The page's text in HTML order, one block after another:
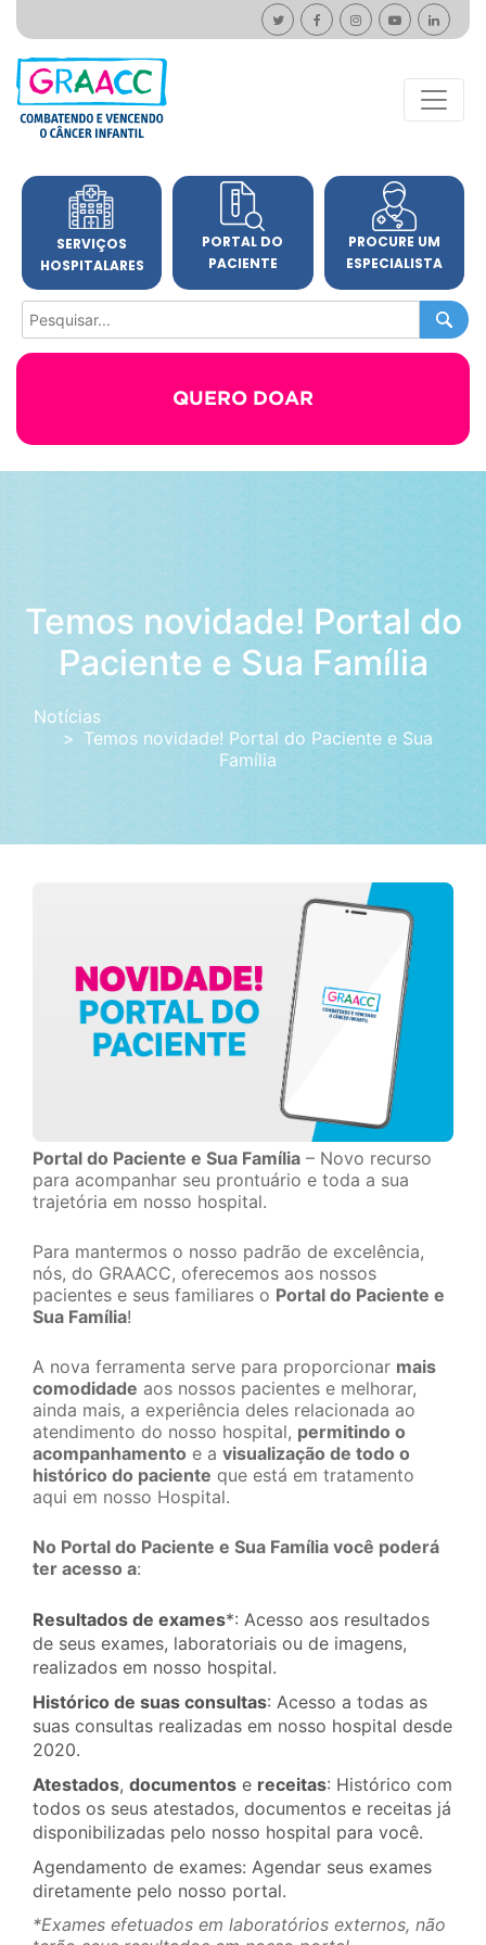
SERVIÇOS
HOSPITALARES
PORTAL DO
PACIENTE
PROCURE UM
ESPECIALISTA
QUERO DOAR
Temos novidade! Portal do
Paciente e Sua Família
Notícias
Temos novidade! Portal do Paciente e Sua
Família
Portal do Paciente e Sua Família – Novo recurso
para acompanhar seu prontuário e toda a sua
trajetória em nosso hospital.
Para mantermos o nosso padrão de excelência,
nós, do GRAACC, oferecemos aos nossos
pacientes e seus familiares o Portal do Paciente e
Sua Família!
A nova ferramenta serve para proporcionar mais
comodidade aos nossos pacientes e melhorar,
ainda mais, a experiência deles relacionada ao
atendimento do nosso hospital, permitindo o
acompanhamento e a visualização de todo o
histórico do paciente que está em tratamento
aqui em nosso Hospital.
No Portal do Paciente e Sua Família você poderá
ter acesso a:
Resultados de exames*: Acesso aos resultados
de seus exames, laboratoriais ou de imagens,
realizados em nosso hospital.
Histórico de suas consultas: Acesso a todas as
suas consultas realizadas em nosso hospital desde
2020.
Atestados, documentos e receitas: Histórico com
todos os seus atestados, documentos e receitas já
disponibilizadas pelo nosso hospital para você.
Agendamento de exames: Agendar seus exames
diretamente pelo nosso portal.
*Exames efetuados em laboratórios externos, não